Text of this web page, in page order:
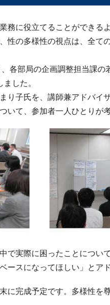
務に役立てることができる
性の多様性の視点は、全
各部局の企画調整担当課
した。
り子氏を、講師兼アドバイ
いて、参加者一人ひとりが
で実際に困ったことにつ
ースになってほしい」とア
に完成予定です。多様性